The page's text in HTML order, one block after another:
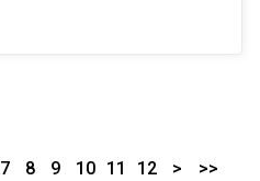
7 8 9 10 11 12 > >>